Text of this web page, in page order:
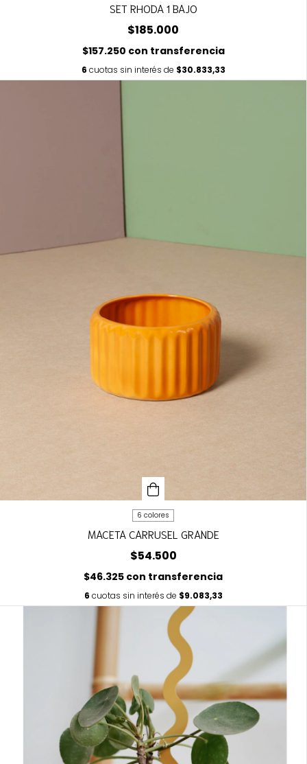
SET RHODA 1 BAJO
$185.000
$157.250 con transferencia
6 cuotas sin interés de $30.833,33
6 colores
MACETA CARRUSEL GRANDE
$54.500
$46.325 con transferencia
6 cuotas sin interés de $9.083,33